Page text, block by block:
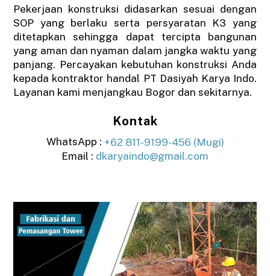
Pekerjaan konstruksi didasarkan sesuai dengan
SOP yang berlaku serta persyaratan K3 yang
ditetapkan sehingga dapat tercipta bangunan
yang aman dan nyaman dalam jangka waktu yang
panjang. Percayakan kebutuhan konstruksi Anda
kepada kontraktor handal PT Dasiyah Karya Indo.
Layanan kami menjangkau Bogor dan sekitarnya.
Kontak
WhatsApp : +62 811-9199-456 (Mugi)
Email : dkaryaindo@gmail.com